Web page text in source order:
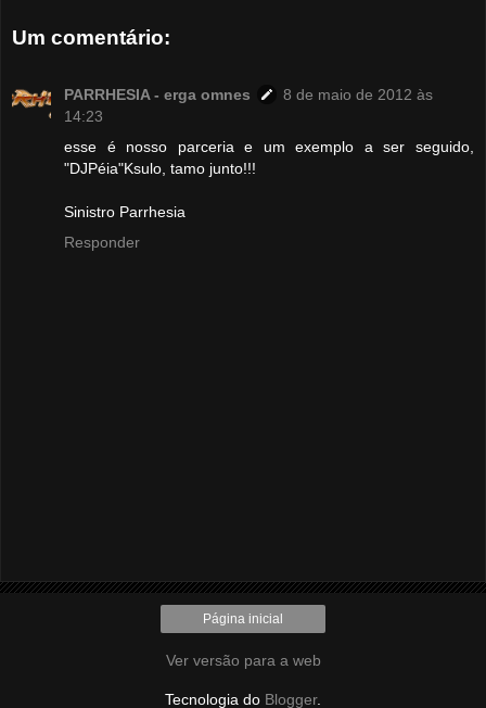
Um comentário:
PARRHESIA - erga omnes
8 de maio de 2012 às
14:23
esse é nosso parceria e um exemplo a ser seguido,
"DJPéia"Ksulo, tamo junto!!!
Sinistro Parrhesia
Responder
Página inicial
Ver versão para a web
Tecnologia do Blogger.